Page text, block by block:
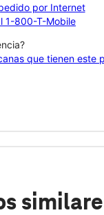
por Internet
1-800-T-Mobile
que tienen este